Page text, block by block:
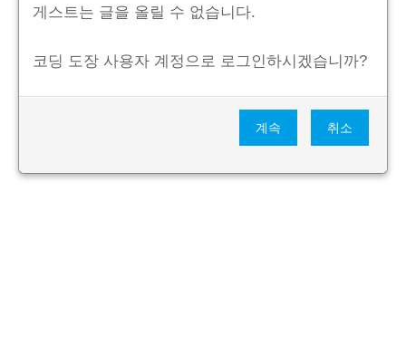
게스트는 글을 올릴 수 없습니다.
코딩 도장 사용자 계정으로 로그인하시겠습니까?